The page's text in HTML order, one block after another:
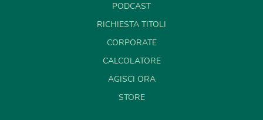
PODCAST
RICHIESTA TITOLI
CORPORATE
CALCOLATORE
AGISCI ORA
STORE